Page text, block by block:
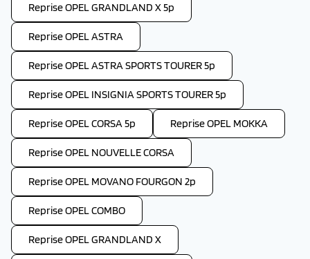
Reprise OPEL GRANDLAND X 5p
Reprise OPEL ASTRA
Reprise OPEL ASTRA SPORTS TOURER 5p
Reprise OPEL INSIGNIA SPORTS TOURER 5p
Reprise OPEL CORSA 5p Reprise OPEL MOKKA
Reprise OPEL NOUVELLE CORSA
Reprise OPEL MOVANO FOURGON 2p
Reprise OPEL COMBO
Reprise OPEL GRANDLAND X